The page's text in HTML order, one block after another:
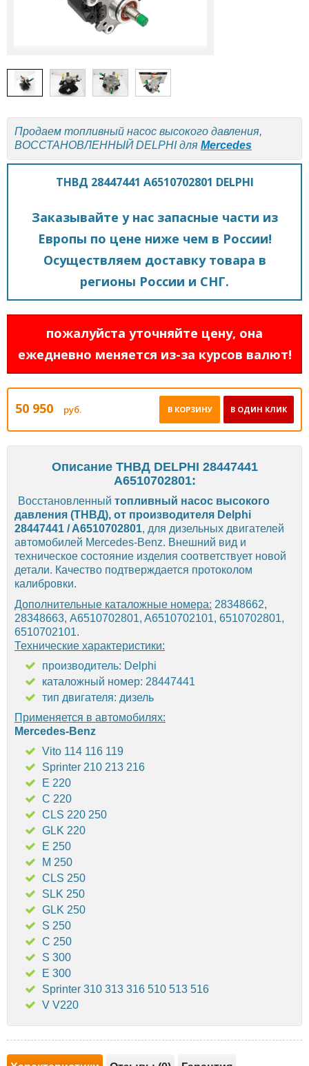
Продаем топливный насос высокого давления,
ВОССТАНОВЛЕННЫЙ DELPHI для Mercedes
ТНВД 28447441 A6510702801 DELPHI
Заказывайте у нас запасные части из
Европы по цене ниже чем в России!
Осуществляем доставку товара в
регионы России и СНГ.
пожалуйста уточняйте цену, она
ежедневно меняется из-за курсов валют!
50 950 руб. В ОДИН КЛИК
В КОРЗИНУ
Описание ТНВД DELPHI 28447441
A6510702801:
Восстановленный топливный насос высокого
давления (ТНВД), от производителя Delphi
28447441 / A6510702801, для дизельных двигателей
автомобилей Mercedes-Benz. Внешний вид и
техническое состояние изделия соответствует новой
детали. Качество подтверждается протоколом
калибровки.
Дополнительные каталожные номера: 28348662,
28348663, A6510702801, A6510702101, 6510702801,
6510702101.
Технические характеристики:
производитель: Delphi
каталожный номер: 28447441
тип двигателя: дизель
Применяется в автомобилях:
Mercedes-Benz
Vito 114 116 119
Sprinter 210 213 216
E 220
C 220
CLS 220 250
GLK 220
E 250
M 250
CLS 250
SLK 250
GLK 250
S 250
C 250
S 300
E 300
Sprinter 310 313 316 510 513 516
V V220